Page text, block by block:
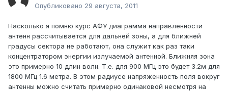
Опубликовано 29 августа, 2011
Насколько я помню курс АФУ диаграмма направленности
антенн рассчитывается для дальней зоны, а для ближней
градусы сектора не работают, она служит как раз таки
концентратором энергии излучаемой антенной. Ближняя зона
это примерно 10 длин волн. Т.е. для 900 МГц это будет 3.2м для
1800 МГц 1.6 метра. В этом радиусе напряженность поля вокруг
антенны можно считать примерно одинаковой несмотря на